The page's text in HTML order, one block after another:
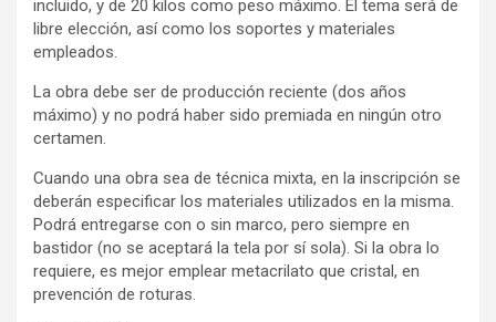
incluido, y de 20 kilos como peso máximo. El tema será de
libre elección, así como los soportes y materiales
empleados.
La obra debe ser de producción reciente (dos años
máximo) y no podrá haber sido premiada en ningún otro
certamen.
Cuando una obra sea de técnica mixta, en la inscripción se
deberán especificar los materiales utilizados en la misma.
Podrá entregarse con o sin marco, pero siempre en
bastidor (no se aceptará la tela por sí sola). Si la obra lo
requiere, es mejor emplear metacrilato que cristal, en
prevención de roturas.